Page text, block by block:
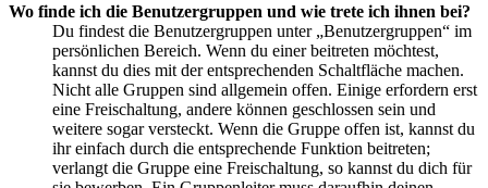
Wo finde ich die Benutzergruppen und wie trete ich ihnen bei?
Du findest die Benutzergruppen unter „Benutzergruppen“ im
persönlichen Bereich. Wenn du einer beitreten möchtest,
kannst du dies mit der entsprechenden Schaltfläche machen.
Nicht alle Gruppen sind allgemein offen. Einige erfordern erst
eine Freischaltung, andere können geschlossen sein und
weitere sogar versteckt. Wenn die Gruppe offen ist, kannst du
ihr einfach durch die entsprechende Funktion beitreten;
verlangt die Gruppe eine Freischaltung, so kannst du dich für